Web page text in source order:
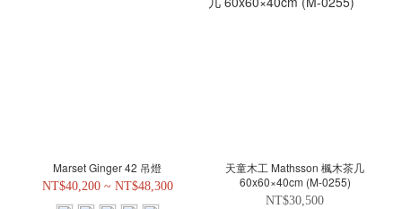
Marset Ginger 42 吊燈
NT$40,200 ~ NT$48,300
天童木工 Mathsson 楓木茶几
60x60×40cm (M-0255)
NT$30,500